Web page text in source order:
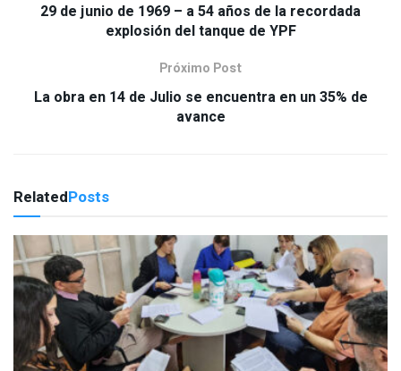
29 de junio de 1969 – a 54 años de la recordada
explosión del tanque de YPF
Próximo Post
La obra en 14 de Julio se encuentra en un 35% de
avance
RelatedPosts